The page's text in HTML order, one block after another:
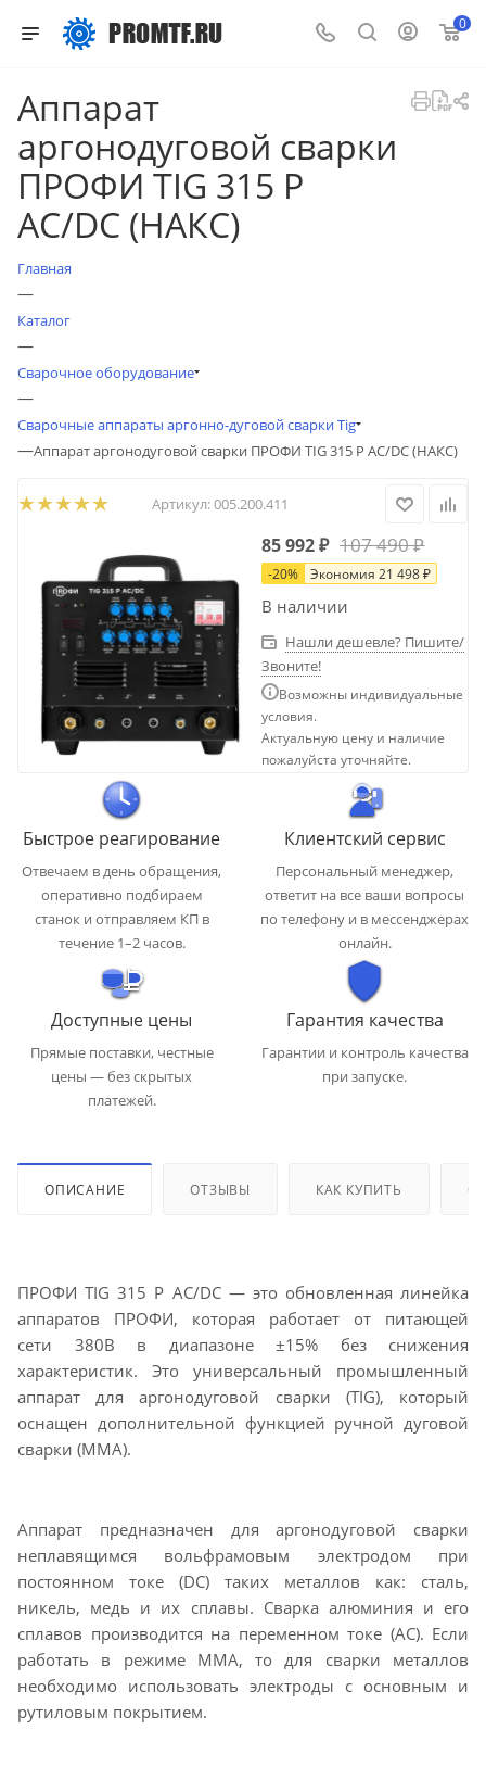
0
Аппарат
аргонодуговой сварки
ПРОФИ TIG 315 P
AC/DC (НАКС)
Главная
—
Каталог
—
Сварочное оборудование
—
Сварочные аппараты аргонно-дуговой сварки Tig
—Аппарат аргонодуговой сварки ПРОФИ TIG 315 P AC/DC (НАКС)
Артикул:005.200.411
85 992₽ 107 490₽
-20% Экономия21 498₽
В наличии
Нашли дешевле? Пишите/
Звоните!
Возможны индивидуальные
условия.
Актуальную цену и наличие
пожалуйста уточняйте.
Быстрое реагирование
Отвечаем в день обращения,
оперативно подбираем
станок и отправляем КП в
течение 1–2 часов.
Клиентский сервис
Персональный менеджер,
ответит на все ваши вопросы
по телефону и в мессенджерах
онлайн.
Доступные цены
Прямые поставки, честные
цены — без скрытых
платежей.
Гарантия качества
Гарантии и контроль качества
при запуске.
ОПИСАНИЕ ОТЗЫВЫ КАК КУПИТЬ
ПРОФИ TIG 315 P AC/DC — это обновленная линейка
аппаратов ПРОФИ, которая работает от питающей
сети 380В в диапазоне ±15% без снижения
характеристик. Это универсальный промышленный
аппарат для аргонодуговой сварки (TIG), который
оснащен дополнительной функцией ручной дуговой
сварки (MMA).
Аппарат предназначен для аргонодуговой сварки
неплавящимся вольфрамовым электродом при
постоянном токе (DС) таких металлов как: сталь,
никель, медь и их сплавы. Сварка алюминия и его
сплавов производится на переменном токе (AC). Если
работать в режиме MMА, то для сварки металлов
необходимо использовать электроды с основным и
рутиловым покрытием.